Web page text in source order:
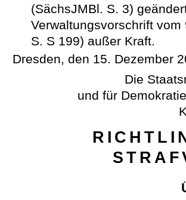
(SächsJMBl. S. 3)
Verwaltungsvorschrift
S. S 199) außer Kraft.
Dresden, den 15. Dezember
Die
und für